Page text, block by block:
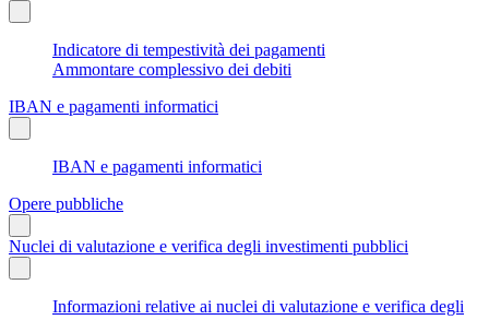
Indicatore di tempestività dei pagamenti
Ammontare complessivo dei debiti
IBAN e pagamenti informatici
IBAN e pagamenti informatici
Opere pubbliche
Nuclei di valutazione e verifica degli investimenti pubblici
Informazioni relative ai nuclei di valutazione e verifica degli